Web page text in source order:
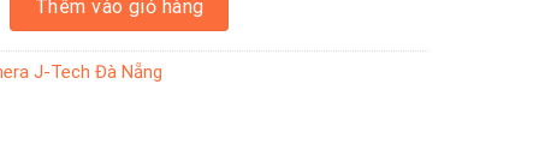
Thêm vào giỏ hàng
J-Tech Đà Nẵng